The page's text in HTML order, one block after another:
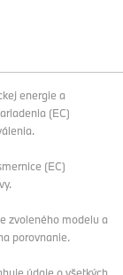
energie a
(EC)
(EC)
zvoleného modelu a
porovnanie.